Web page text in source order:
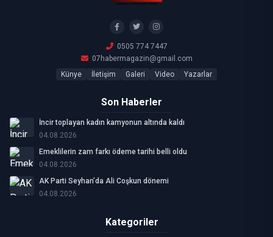
0505 774 7447
07habermagazin@gmail.com
Künye
İletişim Galeri Video Yazarlar
Son Haberler
İncir toplayan kadın kamyonun altında kaldı
04.08.2026
Emeklilerin zam farkı ödeme tarihi belli oldu
04.08.2026
AK Parti Seyhan’da Ali Coşkun dönemi
04.08.2026
Kategoriler